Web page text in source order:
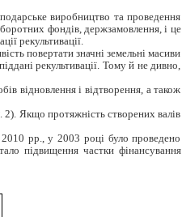
виробництво та проведення
фондів, держзамовлення, і це
рекультивації.
повертати значні земельні масиви
рекультивації. Тому й не дивно,
відновлення і відтворення, а також
2). Якщо протяжність створених валів
2010 рр., у 2003 році було проведено
підвищення частки фінансування